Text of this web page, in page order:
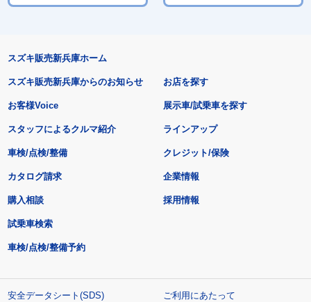
スズキ販売新兵庫ホーム
スズキ販売新兵庫からのお知らせ
お客様Voice
スタッフによるクルマ紹介
お店を探す
展示車/試乗車を探す
ラインアップ
車検/点検/整備 クレジット/保険
カタログ請求
購入相談
試乗車検索
車検/点検/整備予約
企業情報
採用情報
安全データシート(SDS)
ご利用にあたって